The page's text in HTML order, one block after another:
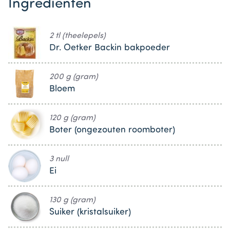
Ingrediënten
2 tl (theelepels)
Dr. Oetker Backin bakpoeder
200 g (gram)
Bloem
120 g (gram)
Boter (ongezouten roomboter)
3 null
Ei
130 g (gram)
Suiker (kristalsuiker)